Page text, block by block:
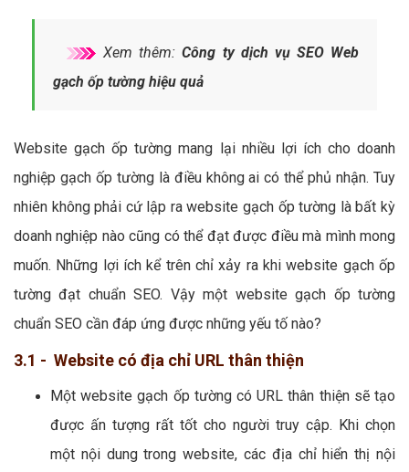
Xem thêm:Công ty dịch vụ SEO Web
gạch ốp tường hiệu quả
Website gạch ốp tường mang lại nhiều lợi ích cho doanh
nghiệp gạch ốp tường là điều không ai có thể phủ nhận. Tuy
nhiên không phải cứ lập ra website gạch ốp tường là bất kỳ
doanh nghiệp nào cũng có thể đạt được điều mà mình mong
muốn. Những lợi ích kể trên chỉ xảy ra khi website gạch ốp
tường đạt chuẩn SEO. Vậy một website gạch ốp tường
chuẩn SEO cần đáp ứng được những yếu tố nào?
3.1 - Website có địa chỉ URL thân thiện
Một website gạch ốp tường có URL thân thiện sẽ tạo
được ấn tượng rất tốt cho người truy cập. Khi chọn
một nội dung trong website, các địa chỉ hiển thị nội